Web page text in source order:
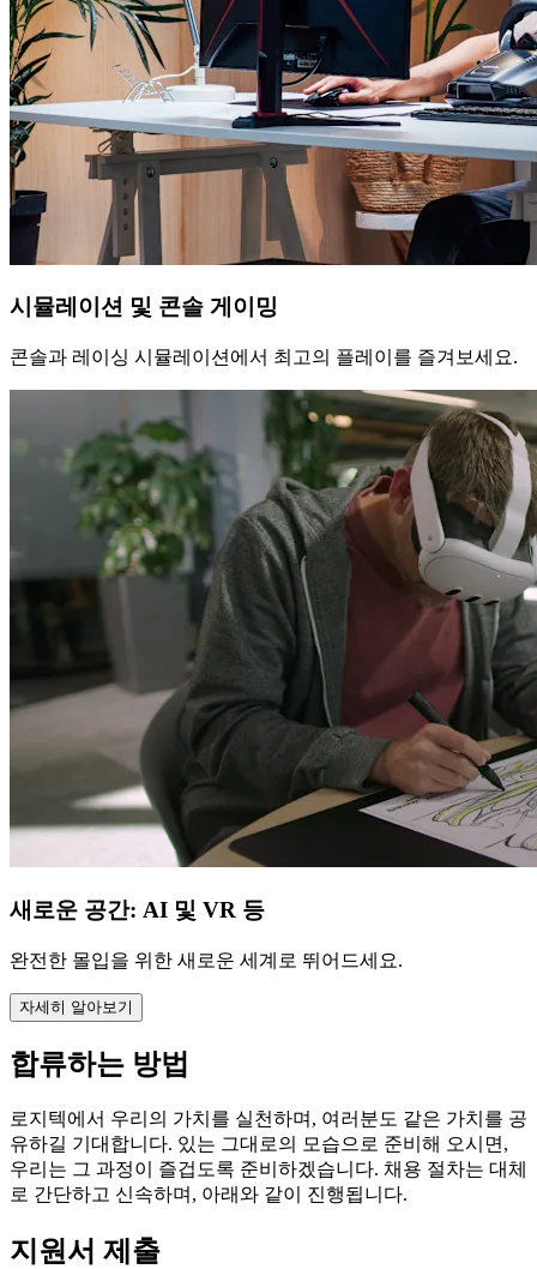
시뮬레이션 및 콘솔 게이밍
콘솔과 레이싱 시뮬레이션에서 최고의 플레이를 즐겨보세요.
새로운 공간: AI 및 VR 등
완전한 몰입을 위한 새로운 세계로 뛰어드세요.
자세히 알아보기
합류하는 방법
로지텍에서 우리의 가치를 실천하며, 여러분도 같은 가치를 공
유하길 기대합니다. 있는 그대로의 모습으로 준비해 오시면,
우리는 그 과정이 즐겁도록 준비하겠습니다. 채용 절차는 대체
로 간단하고 신속하며, 아래와 같이 진행됩니다.
지원서 제출